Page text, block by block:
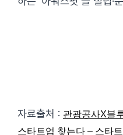
자료출처 : 관광공사X블
스타트업 찾는다 – 스타